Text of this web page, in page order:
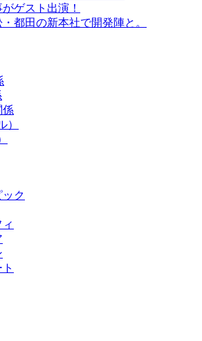
ゲスト出演！
都田の新本社で開発陣と。
係
）
ク